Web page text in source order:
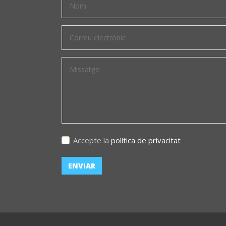
Accepte la política de privacitat